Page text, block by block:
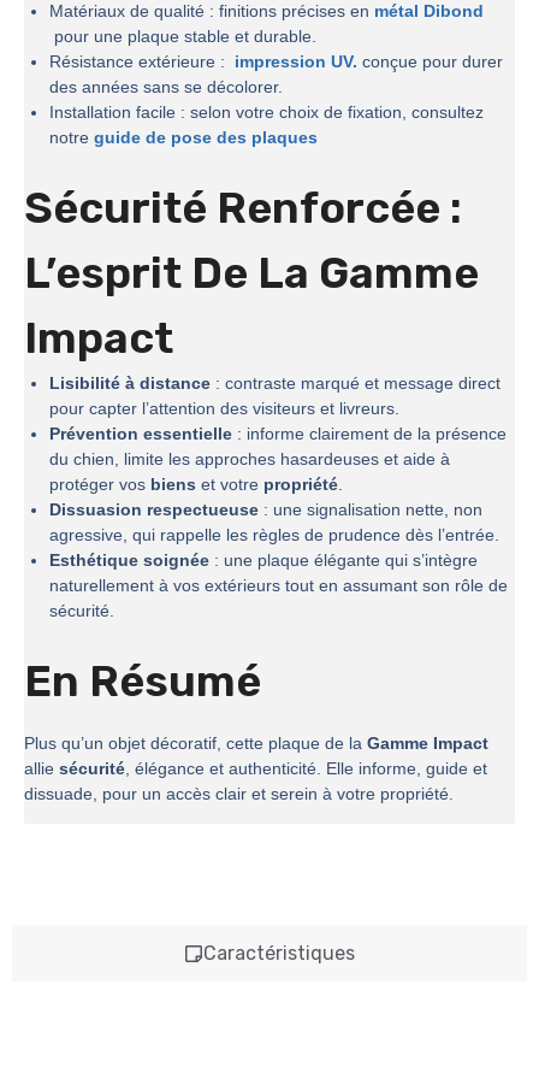
Caractéristiques
Matériaux de qualité : finitions précises en métal Dibond
pour une plaque stable et durable.
Résistance extérieure :
impression UV. conçue pour durer
des années sans se décolorer.
Installation facile : selon votre choix de fixation, consultez
notre guide de pose des plaques
Sécurité Renforcée :
L’esprit De La Gamme
Impact
Lisibilité à distance : contraste marqué et message direct
pour capter l’attention des visiteurs et livreurs.
Prévention essentielle : informe clairement de la présence
du chien, limite les approches hasardeuses et aide à
protéger vos biens et votre propriété.
Dissuasion respectueuse : une signalisation nette, non
agressive, qui rappelle les règles de prudence dès l’entrée.
Esthétique soignée : une plaque élégante qui s’intègre
naturellement à vos extérieurs tout en assumant son rôle de
sécurité.
En Résumé
Plus qu’un objet décoratif, cette plaque de la Gamme Impact
allie sécurité, élégance et authenticité. Elle informe, guide et
dissuade, pour un accès clair et serein à votre propriété.